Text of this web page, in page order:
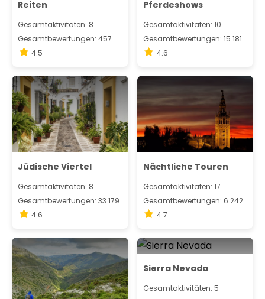
Reiten
Gesamtaktivitäten: 8
Gesamtbewertungen: 457
4.5
Pferdeshows
Gesamtaktivitäten: 10
Gesamtbewertungen: 15.181
4.6
Jüdische Viertel
Gesamtaktivitäten: 8
Gesamtbewertungen: 33.179
4.6
Nächtliche Touren
Gesamtaktivitäten: 17
Gesamtbewertungen: 6.242
4.7
Sierra Nevada
Gesamtaktivitäten: 5